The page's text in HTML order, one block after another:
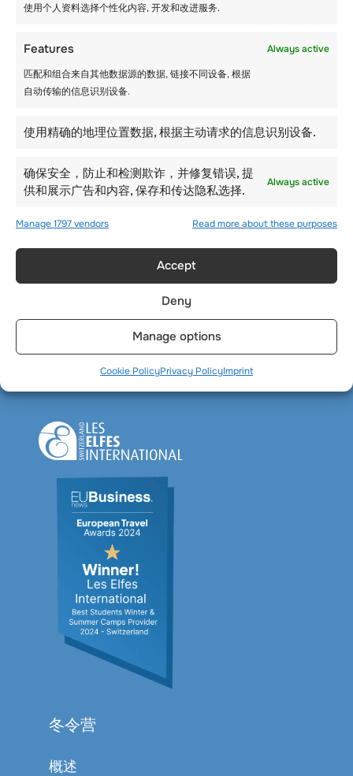
使用个人资料选择个性化内容, 开发和改进服务.
Features
Always active
匹配和组合来自其他数据源的数据, 链接不同设备, 根据
自动传输的信息识别设备.
使用精确的地理位置数据, 根据主动请求的信息识别设备.
确保安全，防止和检测欺诈，并修复错误, 提
供和展示广告和内容, 保存和传达隐私选择.
Always active
Manage 1797 vendors Read more about these purposes
Accept
Deny
Manage options
Cookie PolicyPrivacy PolicyImprint
星期三 – 8 月 13 日
冬令营
概述